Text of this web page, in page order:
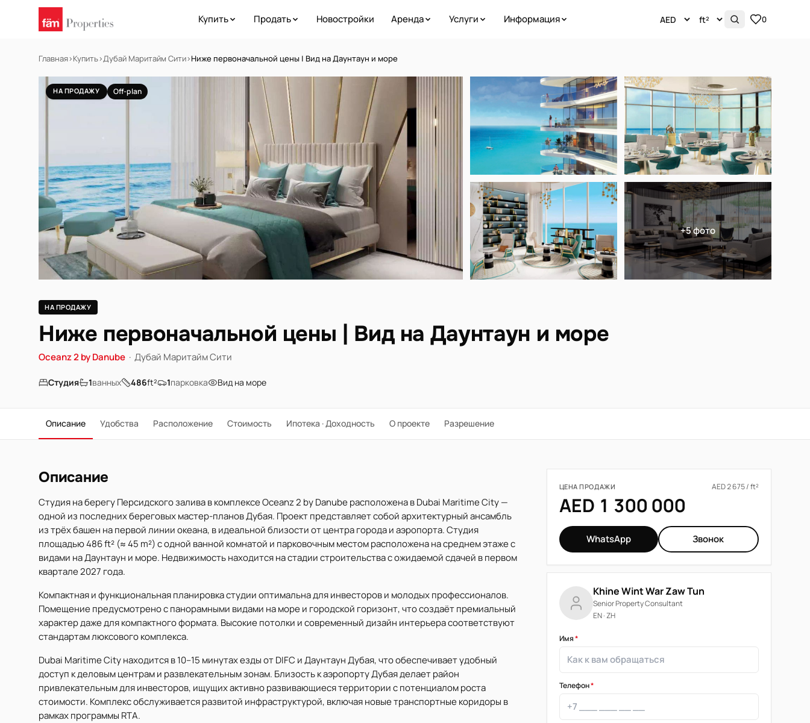
Купить Продать Новостройки Аренда Услуги Информация 0
Главная›Купить›Дубай Маритайм Сити›Ниже первоначальной цены | Вид на Даунтаун и море
НА ПРОДАЖУ Off-plan
+5 фото
НА ПРОДАЖУ
Ниже первоначальной цены | Вид на Даунтаун и море
Oceanz 2 by Danube · Дубай Маритайм Сити
Студия 1ванных 486ft² 1парковка Вид на море
Описание Удобства Расположение Стоимость Ипотека · Доходность О проекте Разрешение
Описание
Студия на берегу Персидского залива в комплексе Oceanz 2 by Danube расположена в Dubai Maritime City —
одной из последних береговых мастер-планов Дубая. Проект представляет собой архитектурный ансамбль
из трёх башен на первой линии океана, в идеальной близости от центра города и аэропорта. Студия
площадью 486 ft² (≈ 45 m²) с одной ванной комнатой и парковочным местом расположена на среднем этаже с
видами на Даунтаун и море. Недвижимость находится на стадии строительства с ожидаемой сдачей в первом
квартале 2027 года.
Компактная и функциональная планировка студии оптимальна для инвесторов и молодых профессионалов.
Помещение предусмотрено с панорамными видами на море и городской горизонт, что создаёт премиальный
характер даже для компактного формата. Высокие потолки и современный дизайн интерьера соответствуют
стандартам люксового комплекса.
Dubai Maritime City находится в 10–15 минутах езды от DIFC и Даунтаун Дубая, что обеспечивает удобный
доступ к деловым центрам и развлекательным зонам. Близость к аэропорту Дубая делает район
привлекательным для инвесторов, ищущих активно развивающиеся территории с потенциалом роста
стоимости. Комплекс обслуживается развитой инфраструктурой, включая новые транспортные коридоры в
рамках программы RTA.
ЦЕНА ПРОДАЖИ AED 2 675 / ft²
AED 1 300 000
WhatsApp Звонок
Khine Wint War Zaw Tun
Senior Property Consultant
EN · ZH
Имя*
Телефон*